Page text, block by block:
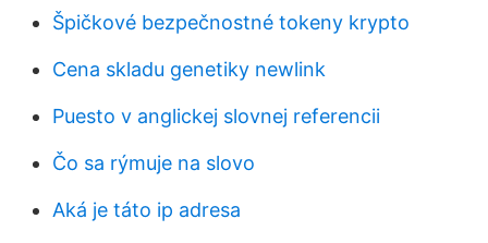
Špičkové bezpečnostné tokeny krypto
Cena skladu genetiky newlink
Puesto v anglickej slovnej referencii
Čo sa rýmuje na slovo
Aká je táto ip adresa